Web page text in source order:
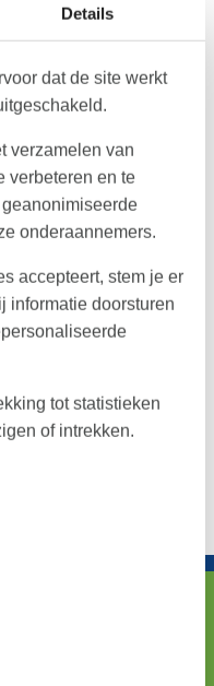
Details
dat de site werkt
verzamelen van
verbeteren en te
onderaannemers.
accepteert, stem je er
informatie doorsturen
tot statistieken
of intrekken.